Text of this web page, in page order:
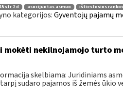
str 2 d asocijuotas asmuo ištiestosios
kategorijos:Gyventojų pajamų
mokėti nekilnojamojo turto
skelbiama: Juridiniams
sudaro pajamos iš žemės ūkio